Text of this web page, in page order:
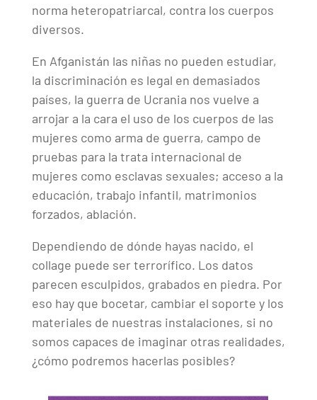
norma heteropatriarcal, contra los cuerpos
diversos.
En Afganistán las niñas no pueden estudiar,
la discriminación es legal en demasiados
países, la guerra de Ucrania nos vuelve a
arrojar a la cara el uso de los cuerpos de las
mujeres como arma de guerra, campo de
pruebas para la trata internacional de
mujeres como esclavas sexuales; acceso a la
educación, trabajo infantil, matrimonios
forzados, ablación.
Dependiendo de dónde hayas nacido, el
collage puede ser terrorífico. Los datos
parecen esculpidos, grabados en piedra. Por
eso hay que bocetar, cambiar el soporte y los
materiales de nuestras instalaciones, si no
somos capaces de imaginar otras realidades,
¿cómo podremos hacerlas posibles?